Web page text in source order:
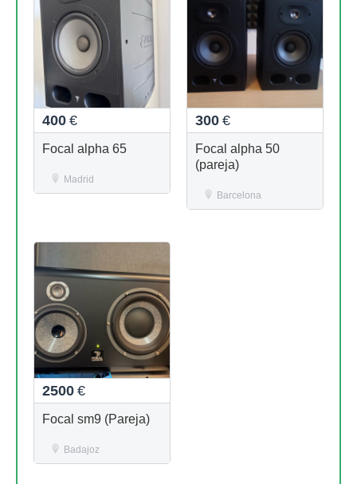
400 €
Focal alpha 65
Madrid
300 €
Focal alpha 50
(pareja)
Barcelona
2500 €
Focal sm9 (Pareja)
Badajoz